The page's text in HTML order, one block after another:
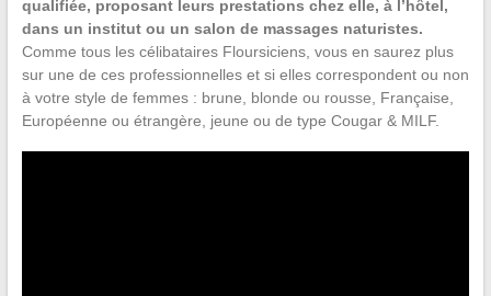
qualifiée, proposant leurs prestations chez elle, à l’hôtel,
dans un institut ou un salon de massages naturistes.
Comme tous les célibataires Floursiciens, vous en saurez plus
sur une de ces professionnelles et si elles correspondent ou non
à votre style de femmes : brune, blonde ou rousse, Française,
Européenne ou étrangère, jeune ou de type Cougar & MILF.